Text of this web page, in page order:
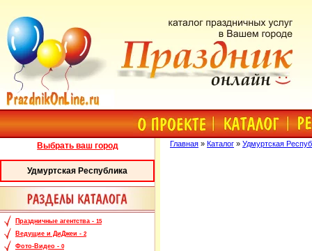
Выбрать ваш город
Удмуртская Республика
Праздничные агентства - 15
Ведущие и ДиДжеи - 2
Фото-Видео - 0
Главная » Каталог » Удмуртская